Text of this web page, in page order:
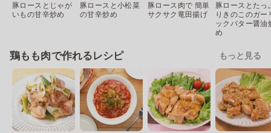
豚ロースとじゃが
いもの甘辛炒め
豚ロースと小松菜
の甘辛炒め
豚ロース肉で 簡単
サクサク竜田揚げ
豚ロースとたっ
りきのこのガー
ックバター醤油
め
鶏もも肉で作れるレシピ もっと見る